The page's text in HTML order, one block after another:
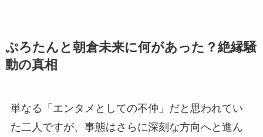
ぷろたんと朝倉未来に何があった？絶縁騒
動の真相
単なる「エンタメとしての不仲」だと思われてい
た二人ですが、事態はさらに深刻な方向へと進ん